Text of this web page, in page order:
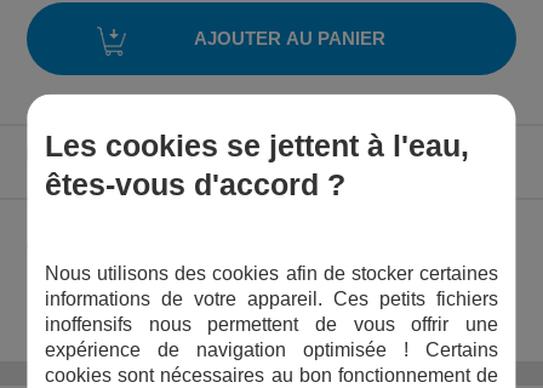
LIVRAISON PRÉVUE ENTRE LE :
19 ET LE 24 AOÛT
Rouleau d'atelier - Grain de 100
Longeur : 25 m
Largeur : 38 cm
Les cookies se jettent à l'eau,
êtes-vous d'accord ?
Nous utilisons des cookies afin de stocker certaines
informations de votre appareil. Ces petits fichiers
inoffensifs nous permettent de vous offrir une
expérience de navigation optimisée ! Certains
cookies sont nécessaires au bon fonctionnement de